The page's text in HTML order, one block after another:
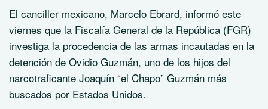
El canciller mexicano, Marcelo Ebrard, informó este
viernes que la Fiscalía General de la República (FGR)
investiga la procedencia de las armas incautadas en la
detención de Ovidio Guzmán, uno de los hijos del
narcotraficante Joaquín “el Chapo” Guzmán más
buscados por Estados Unidos.